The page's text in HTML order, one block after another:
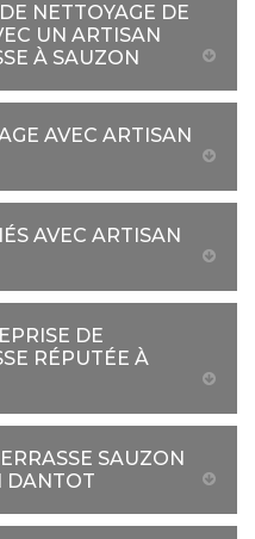
NETTOYAGE DE
UN ARTISAN
À SAUZON
AVEC ARTISAN
AVEC ARTISAN
DE
RÉPUTÉE À
SAUZON
DANTOT